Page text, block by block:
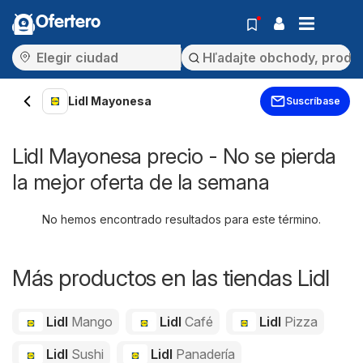
Ofertero
Lidl Mayonesa Suscríbase
Lidl Mayonesa precio - No se pierda
la mejor oferta de la semana
No hemos encontrado resultados para este término.
Más productos en las tiendas Lidl
Lidl Mango Lidl Café Lidl Pizza
Lidl Sushi Lidl Panadería